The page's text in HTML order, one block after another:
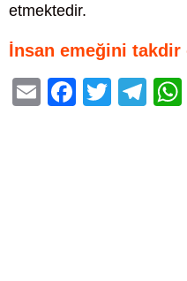
etmektedir.
İnsan emeğini takdir
E
F
T
T